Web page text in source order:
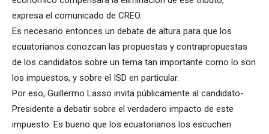
expresa el comunicado de CREO.
Es necesario entonces un debate de altura para que los
ecuatorianos conozcan las propuestas y contrapropuestas
de los candidatos sobre un tema tan importante como lo son
los impuestos, y sobre el ISD en particular.
Por eso, Guillermo Lasso invita públicamente al candidato-
Presidente a debatir sobre el verdadero impacto de este
impuesto. Es bueno que los ecuatorianos los escuchen